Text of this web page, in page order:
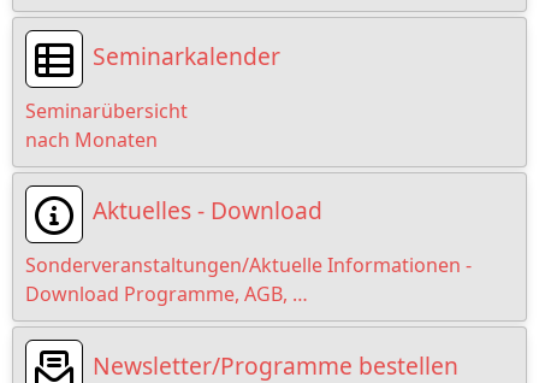
Loading
Loading
Loading
Loading
Seminarkalender
Seminarübersicht
nach Monaten
Aktuelles - Download
Sonderveranstaltungen/Aktuelle Informationen -
Download Programme, AGB, …
Newsletter/Programme bestellen